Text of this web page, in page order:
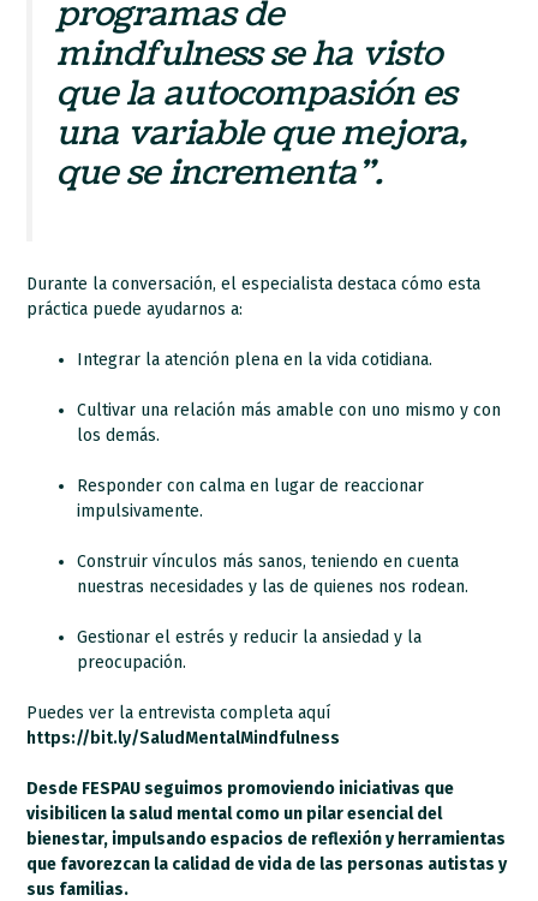
programas de
mindfulness se ha visto
que la autocompasión es
una variable que mejora,
que se incrementa”.
Durante la conversación, el especialista destaca cómo esta
práctica puede ayudarnos a:
Integrar la atención plena en la vida cotidiana.
Cultivar una relación más amable con uno mismo y con
los demás.
Responder con calma en lugar de reaccionar
impulsivamente.
Construir vínculos más sanos, teniendo en cuenta
nuestras necesidades y las de quienes nos rodean.
Gestionar el estrés y reducir la ansiedad y la
preocupación.
Puedes ver la entrevista completa aquí
https://bit.ly/SaludMentalMindfulness
Desde FESPAU seguimos promoviendo iniciativas que
visibilicen la salud mental como un pilar esencial del
bienestar, impulsando espacios de reflexión y herramientas
que favorezcan la calidad de vida de las personas autistas y
sus familias.